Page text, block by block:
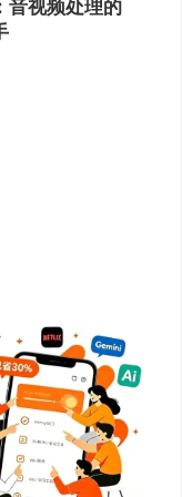
音视频处理的